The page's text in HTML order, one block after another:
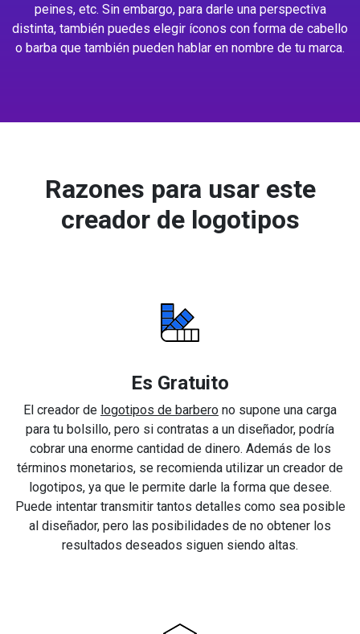
peines, etc. Sin embargo, para darle una perspectiva
distinta, también puedes elegir íconos con forma de cabello
o barba que también pueden hablar en nombre de tu marca.
Razones para usar este
creador de logotipos
Es Gratuito
El creador de logotipos de barbero no supone una carga
para tu bolsillo, pero si contratas a un diseñador, podría
cobrar una enorme cantidad de dinero. Además de los
términos monetarios, se recomienda utilizar un creador de
logotipos, ya que le permite darle la forma que desee.
Puede intentar transmitir tantos detalles como sea posible
al diseñador, pero las posibilidades de no obtener los
resultados deseados siguen siendo altas.